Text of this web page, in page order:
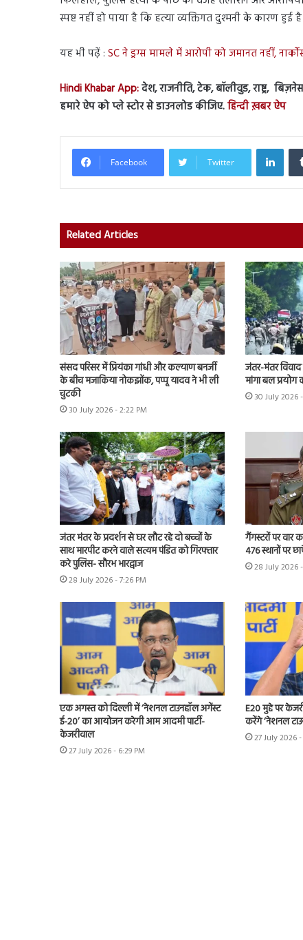
स्पष्ट नहीं हो पाया है कि हत्या व्यक्तिगत दुश्मनी के कारण
यह भी पढ़ें : SC ने ड्रग्स मामले में आरोपी को जमानत नहीं,
Hindi Khabar App:देश, राजनीति, टेक, बॉलीवुड, राष्ट्र,
हमारे ऐप को प्ले स्टोर से डाउनलोड कीजिए.हिन्दी ख़बर ऐप
Facebook Twitter
Related Articles
संसद परिसर में प्रियंका गांधी और कल्याण बनर्जी
के बीच मजाकिया नोकझोंक, पप्पू यादव ने भी ली
चुटकी
30 July 2026 - 2:22 PM
जंतर-मंतर विवाद
मांगा बल प्रयोग
30 July 2026
जंतर मंतर के प्रदर्शन से घर लौट रहे दो बच्चों के
साथ मारपीट करने वाले सत्यम पंडित को गिरफ्तार
करे पुलिस- सौरभ भारद्वाज
28 July 2026 - 7:26 PM
गैंगस्टरों पर वार
476 स्थानों पर
28 July 2026
एक अगस्त को दिल्ली में ‘नेशनल टाउनहॉल अगेंस्ट
ई-20’ का आयोजन करेगी आम आदमी पार्टी-
केजरीवाल
27 July 2026 - 6:29 PM
E20 मुद्दे पर
करेंगे ‘नेशनल
27 July 2026 -